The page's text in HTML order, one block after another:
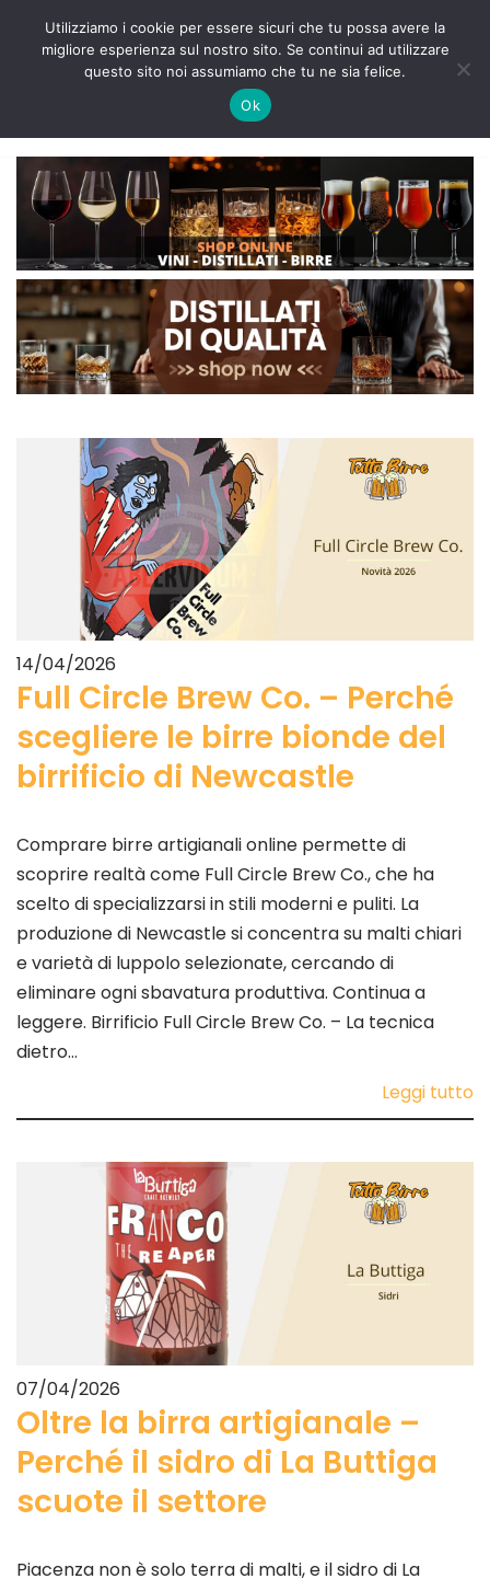
14/04/2026
Full Circle Brew Co. – Perché
scegliere le birre bionde del
birrificio di Newcastle
Comprare birre artigianali online permette di
scoprire realtà come Full Circle Brew Co., che ha
scelto di specializzarsi in stili moderni e puliti. La
produzione di Newcastle si concentra su malti chiari
e varietà di luppolo selezionate, cercando di
eliminare ogni sbavatura produttiva. Continua a
leggere. Birrificio Full Circle Brew Co. – La tecnica
dietro…
Leggi tutto
07/04/2026
Oltre la birra artigianale –
Perché il sidro di La Buttiga
scuote il settore
Piacenza non è solo terra di malti, e il sidro di La
Utilizziamo i cookie per essere sicuri che tu possa avere la
migliore esperienza sul nostro sito. Se continui ad utilizzare
questo sito noi assumiamo che tu ne sia felice.
Ok